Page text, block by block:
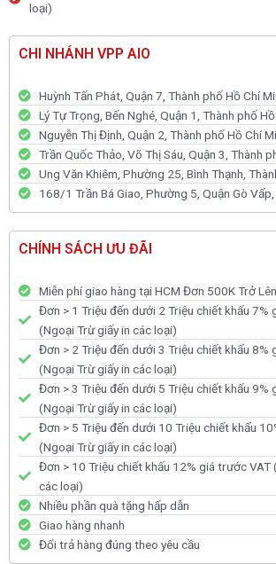
loại)
CHI NHÁNH VPP AIO
Huỳnh Tấn Phát, Quận 7, Thành phố Hồ Chí
Lý Tự Trọng, Bến Nghé, Quận 1, Thành phố
Nguyễn Thị Định, Quận 2, Thành phố Hồ Chí
Trần Quốc Thảo, Võ Thị Sáu, Quận 3, Thành
Ung Văn Khiêm, Phường 25, Bình Thạnh,
168/1 Trần Bá Giao, Phường 5, Quận Gò Vấp,
CHÍNH SÁCH ƯU ĐÃI
Miễn phí giao hàng tại HCM Đơn 500K Trở Lên
Đơn > 1 Triệu đến dưới 2 Triệu chiết khấu 7%
(Ngoại Trừ giấy in các loại)
Đơn > 2 Triệu đến dưới 3 Triệu chiết khấu 8%
(Ngoại Trừ giấy in các loại)
Đơn > 3 Triệu đến dưới 5 Triệu chiết khấu 9%
(Ngoại Trừ giấy in các loại)
Đơn > 5 Triệu đến dưới 10 Triệu chiết khấu
(Ngoại Trừ giấy in các loại)
Đơn > 10 Triệu chiết khấu 12% giá trước VAT
các loại)
Nhiều phần quà tặng hấp dẫn
Giao hàng nhanh
Đổi trả hàng đúng theo yêu cầu